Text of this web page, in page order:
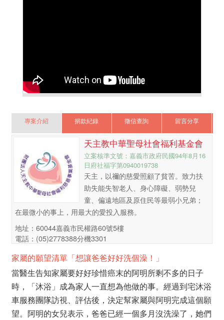
專案介紹 捐款紀錄 徵信查詢 留言分享
天主教中華聖母社會福利基金會
立案核準文號：嘉義市政府民國94年8月16
日府社福字第0940019738
天主，以禰的慈愛照顧了貧苦。致力扶
助失能失智老人、身心障礙、弱勢兒
童、偏遠地區及原住民等最弱小兄弟；
在最微小的事上，用最大的愛投入服務。
地址：60044嘉義市民權路60號5樓
電話：(05)2778388分機3301
家屬的願望清單「想讓爸爸好好洗個澡！」
當醫生告知家屬要好好珍惜癌末的阿明所剩不多的日子
時，「沐浴」成為家人一直想為他做的事。經過到宅沐浴
車服務團隊訪視、評估後，決定幫家屬與阿明完成這個願
望。阿明的女兒表示，爸爸已經一個多月沒洗澡了，她們